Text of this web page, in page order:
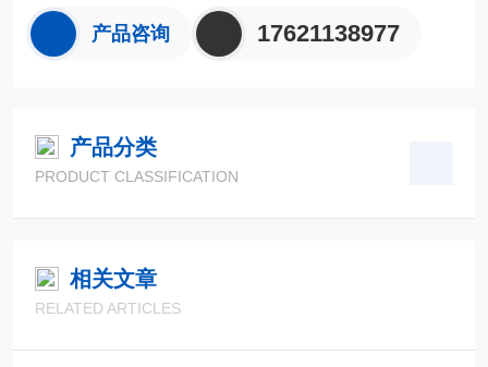
产品咨询 17621138977
产品分类
PRODUCT CLASSIFICATION
相关文章
RELATED ARTICLES